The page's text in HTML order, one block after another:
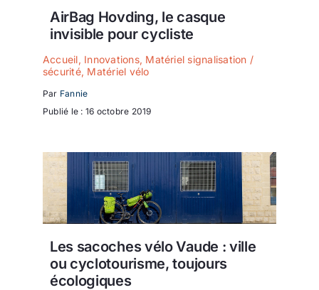
AirBag Hovding, le casque
invisible pour cycliste
Accueil, Innovations, Matériel signalisation /
sécurité, Matériel vélo
Par Fannie
Publié le : 16 octobre 2019
Les sacoches vélo Vaude : ville
ou cyclotourisme, toujours
écologiques